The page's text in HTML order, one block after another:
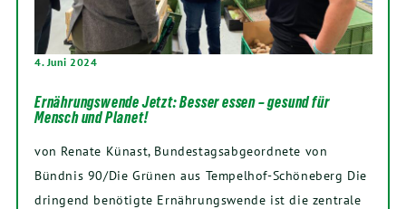
4. Juni 2024
Ernährungswende Jetzt: Besser essen – gesund für
Mensch und Planet!
von Renate Künast, Bundestagsabgeordnete von
Bündnis 90/Die Grünen aus Tempelhof-Schöneberg Die
dringend benötigte Ernährungswende ist die zentrale